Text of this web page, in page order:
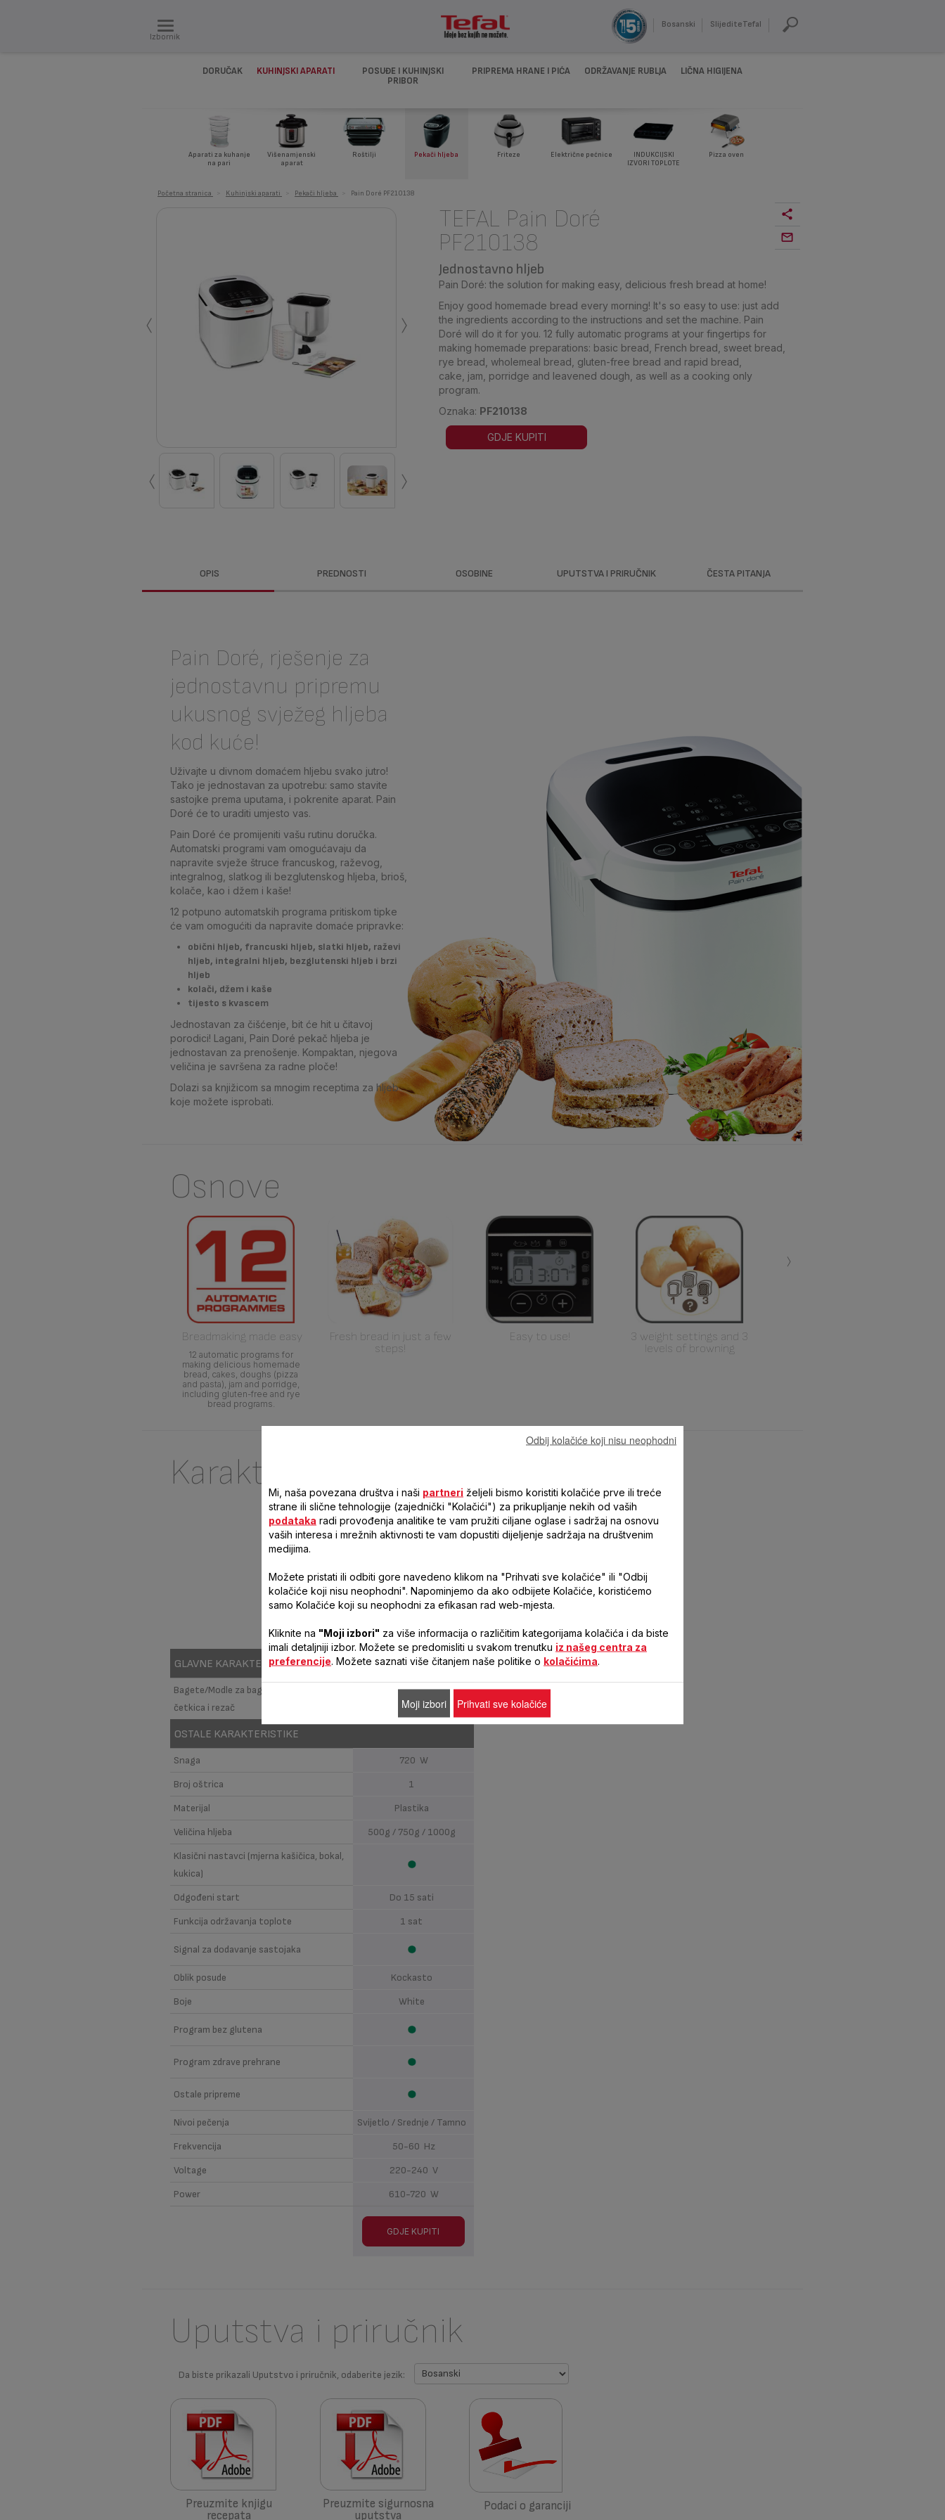
Izbornik
Bosanski SlijediteTefal
DORUČAK KUHINJSKI APARATI
POSUĐE I KUHINJSKI
PRIBOR
PRIPREMA HRANE I PIĆA ODRŽAVANJE RUBLJA LIČNA HIGIJENA
Aparati za kuhanje
na pari
Višenamjenski
aparat
Roštilji Pekači hljeba Friteze Električne pećnice
INDUKCIJSKI
IZVORI TOPLOTE
Pizza oven
Početna stranica Kuhinjski aparati Pekači hljeba Pain Doré PF210138
‹ ›
‹ ›
TEFAL Pain Doré
PF210138
Jednostavno hljeb
Pain Doré: the solution for making easy, delicious fresh bread at home!
Enjoy good homemade bread every morning! It's so easy to use: just add
the ingredients according to the instructions and set the machine. Pain
Doré will do it for you. 12 fully automatic programs at your fingertips for
making homemade preparations: basic bread, French bread, sweet bread,
rye bread, wholemeal bread, gluten-free bread and rapid bread,
cake, jam, porridge and leavened dough, as well as a cooking only
program.
Oznaka: PF210138
GDJE KUPITI
OPIS PREDNOSTI OSOBINE UPUTSTVA I PRIRUČNIK ČESTA PITANJA
Pain Doré, rješenje za
jednostavnu pripremu
ukusnog svježeg hljeba
kod kuće!
Uživajte u divnom domaćem hljebu svako jutro!
Tako je jednostavan za upotrebu: samo stavite
sastojke prema uputama, i pokrenite aparat. Pain
Doré će to uraditi umjesto vas.
Pain Doré će promijeniti vašu rutinu doručka.
Automatski programi vam omogućavaju da
napravite svježe štruce francuskog, raževog,
integralnog, slatkog ili bezglutenskog hljeba, brioš,
kolače, kao i džem i kaše!
12 potpuno automatskih programa pritiskom tipke
će vam omogućiti da napravite domaće pripravke:
obični hljeb, francuski hljeb, slatki hljeb, raževi
hljeb, integralni hljeb, bezglutenski hljeb i brzi
hljeb
kolači, džem i kaše
tijesto s kvascem
Jednostavan za čišćenje, bit će hit u čitavoj
porodici! Lagani, Pain Doré pekač hljeba je
jednostavan za prenošenje. Kompaktan, njegova
veličina je savršena za radne ploče!
Dolazi sa knjižicom sa mnogim receptima za hljeb
koje možete isprobati.
Osnove
Breadmaking made easy
12 automatic programs for
making delicious homemade
bread, cakes, doughs (pizza
and pasta), jam and porridge,
including gluten-free and rye
bread programs.
Fresh bread in just a few
steps!
Easy to use!
3 weight settings and 3
levels of browning
›
Karakteristike
PAIN DORÉ PF210138
GLAVNE KARAKTERISTIKE
Bagete/Modle za bagete sa postoljem,
četkica i rezač
NE
OSTALE KARAKTERISTIKE
Snaga
720 W
Broj oštrica
1
Materijal
Plastika
Veličina hljeba
500g / 750g / 1000g
Klasični nastavci (mjerna kašičica, bokal,
kukica)
Odgođeni start
Do 15 sati
Funkcija održavanja toplote
1 sat
Signal za dodavanje sastojaka
Oblik posude
Kockasto
Boje
White
Program bez glutena
Program zdrave prehrane
Ostale pripreme
Nivoi pečenja
Svijetlo / Srednje / Tamno
Frekvencija
50-60 Hz
Voltage
220-240 V
Power
610-720 W
GDJE KUPITI
Uputstva i priručnik
Da biste prikazali Uputstvo i priručnik, odaberite jezik:
Preuzmite knjigu
recepata
Preuzmite sigurnosna
uputstva
Podaci o garanciji
Mi, naša povezana društva i naši partneri željeli bismo koristiti kolačiće prve ili treće
strane ili slične tehnologije (zajednički "Kolačići") za prikupljanje nekih od vaših
podataka radi provođenja analitike te vam pružiti ciljane oglase i sadržaj na osnovu
vaših interesa i mrežnih aktivnosti te vam dopustiti dijeljenje sadržaja na društvenim
medijima.
Možete pristati ili odbiti gore navedeno klikom na "Prihvati sve kolačiće" ili "Odbij
kolačiće koji nisu neophodni". Napominjemo da ako odbijete Kolačiće, koristićemo
samo Kolačiće koji su neophodni za efikasan rad web-mjesta.
Kliknite na "Moji izbori" za više informacija o različitim kategorijama kolačića i da biste
imali detaljniji izbor. Možete se predomisliti u svakom trenutku iz našeg centra za
preferencije. Možete saznati više čitanjem naše politike o kolačićima.
Odbij kolačiće koji nisu neophodni
Moji izbori Prihvati sve kolačiće